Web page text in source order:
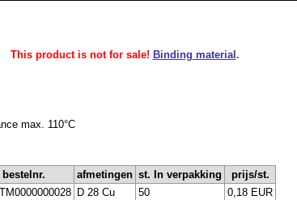
This product is not for sale! Binding material .
max. 110°C
bestelnr. afmetingen st. In verpakking
prijs/st.
D 28 Cu 50
0,18 EUR